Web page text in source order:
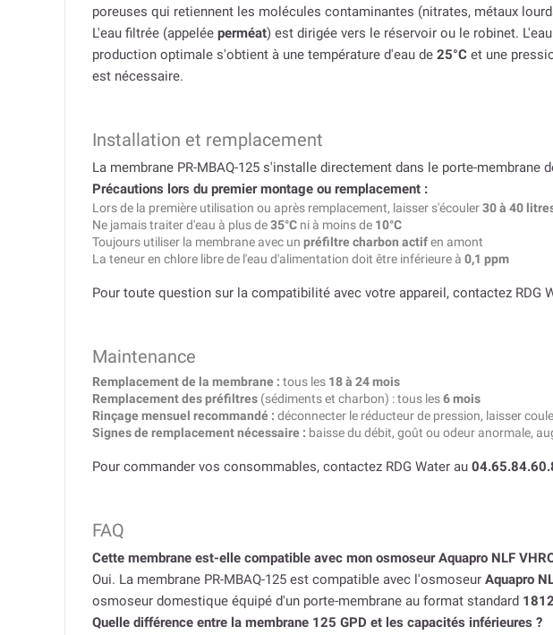
poreuses qui retiennent les molécules contaminantes (nitrates, métaux
L'eau filtrée (appelée perméat) est dirigée vers le réservoir ou le robinet.
production optimale s'obtient à une température d'eau de 25°C et une
est nécessaire.
Installation et remplacement
La membrane PR-MBAQ-125 s'installe directement dans le porte-membrane
Précautions lors du premier montage ou remplacement :
Lors de la première utilisation ou après remplacement, laisser s'écouler30 à 40
Ne jamais traiter d'eau à plus de35°C ni à moins de 10°C
Toujours utiliser la membrane avec un préfiltre charbon actifen amont
La teneur en chlore libre de l'eau d'alimentation doit être inférieure à 0,1 ppm
Pour toute question sur la compatibilité avec votre appareil, contactez RDG
Maintenance
Remplacement de la membrane : tous les 18 à 24 mois
Remplacement des préfiltres (sédiments et charbon) : tous les6 mois
Rinçage mensuel recommandé : déconnecter le réducteur de pression, laisser
Signes de remplacement nécessaire : baisse du débit, goût ou odeur anormale,
Pour commander vos consommables, contactez RDG Water au
FAQ
Cette membrane est-elle compatible avec mon osmoseur Aquapro NLF
Oui. La membrane PR-MBAQ-125 est compatible avec l'osmoseur Aquapro
osmoseur domestique équipé d'un porte-membrane au format standard
Quelle différence entre la membrane 125 GPD et les capacités inférieures ?